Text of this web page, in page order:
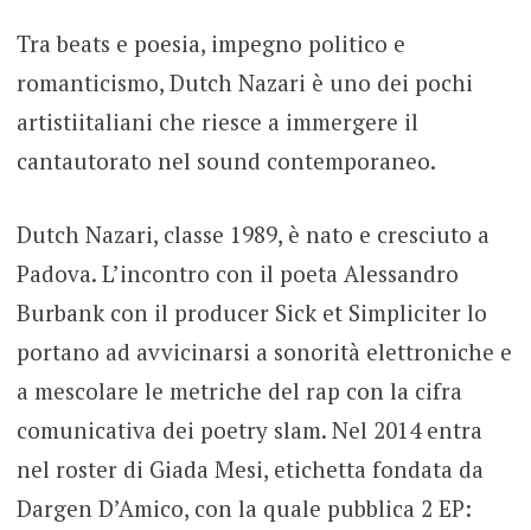
Tra beats e poesia, impegno politico e
romanticismo, Dutch Nazari è uno dei pochi
artistiitaliani che riesce a immergere il
cantautorato nel sound contemporaneo.
Dutch Nazari, classe 1989, è nato e cresciuto a
Padova. L’incontro con il poeta Alessandro
Burbank con il producer Sick et Simpliciter lo
portano ad avvicinarsi a sonorità elettroniche e
a mescolare le metriche del rap con la cifra
comunicativa dei poetry slam. Nel 2014 entra
nel roster di Giada Mesi, etichetta fondata da
Dargen D’Amico, con la quale pubblica 2 EP: